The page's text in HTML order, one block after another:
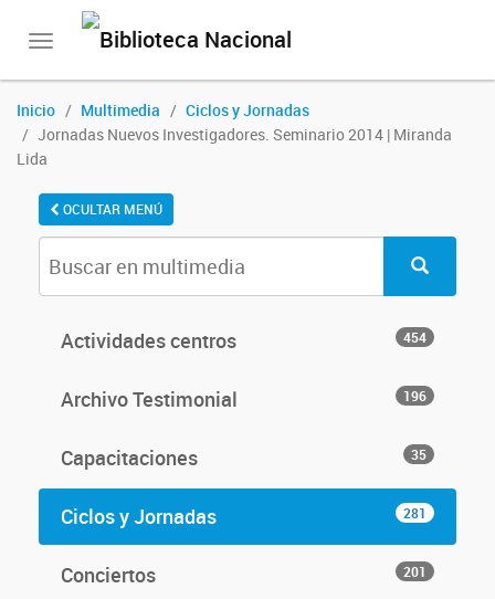
Toggle
Inicio Multimedia
Ciclos y Jornadas
Jornadas Nuevos Investigadores. Seminario 2014 | Miranda
Lida
OCULTAR MENÚ
Actividades centros 454
Archivo Testimonial 196
Capacitaciones 35
Ciclos y Jornadas 281
Conciertos 201